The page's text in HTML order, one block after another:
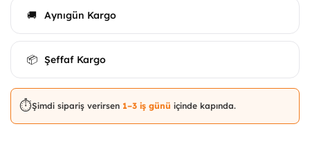
🚚 Aynıgün Kargo
📦 Şeffaf Kargo
⏱️Şimdi sipariş verirsen 1–3 iş günü içinde kapında.